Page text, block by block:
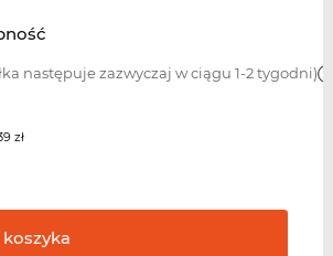
następuje zazwyczaj w ciągu 1-2 tygodni)
zł
koszyka